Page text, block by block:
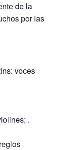
de la
por las
voces
.